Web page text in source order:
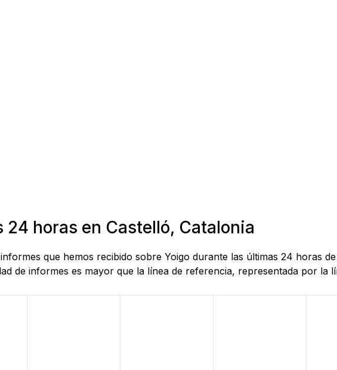
24 horas en Castelló, Catalonia
que hemos recibido sobre Yoigo durante las últimas 24 horas
de informes es mayor que la línea de referencia, representada por la